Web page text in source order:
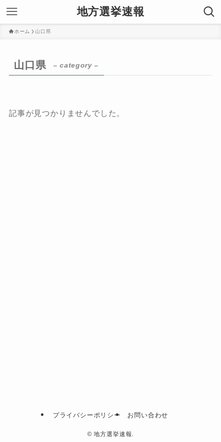
地方選挙速報
ホーム 山口県
山口県 – category –
記事が見つかりませんでした。
プライバシーポリシー お問い合わせ
© 地方選挙速報.